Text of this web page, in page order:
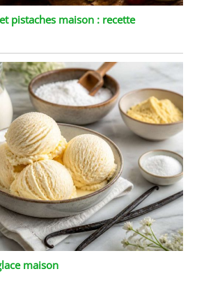
pistaches maison : recette
maison